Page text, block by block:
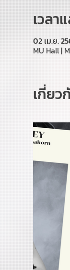
เวลา
02 เม.ย.
MU Hall |
เกี่ยว